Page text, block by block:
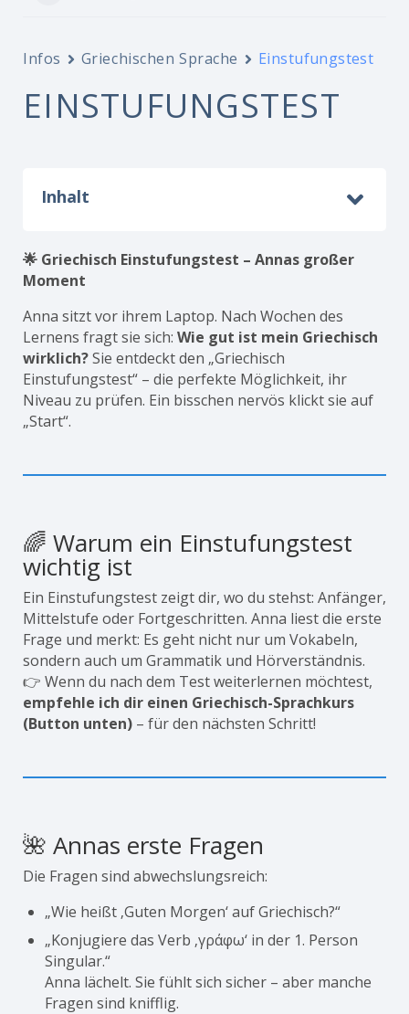
Infos Griechischen Sprache Einstufungstest
EINSTUFUNGSTEST
Inhalt
🌟 Griechisch Einstufungstest – Annas großer
Moment
Anna sitzt vor ihrem Laptop. Nach Wochen des
Lernens fragt sie sich: Wie gut ist mein Griechisch
wirklich?Sie entdeckt den „Griechisch
Einstufungstest“ – die perfekte Möglichkeit, ihr
Niveau zu prüfen. Ein bisschen nervös klickt sie auf
„Start“.
🌈 Warum ein Einstufungstest
wichtig ist
Ein Einstufungstest zeigt dir, wo du stehst: Anfänger,
Mittelstufe oder Fortgeschritten. Anna liest die erste
Frage und merkt: Es geht nicht nur um Vokabeln,
sondern auch um Grammatik und Hörverständnis.
👉 Wenn du nach dem Test weiterlernen möchtest,
empfehle ich dir einen Griechisch-Sprachkurs
(Button unten) – für den nächsten Schritt!
🌺 Annas erste Fragen
Die Fragen sind abwechslungsreich:
„Wie heißt ‚Guten Morgen‘ auf Griechisch?“
„Konjugiere das Verb ‚γράφω‘ in der 1. Person
Singular.“
Anna lächelt. Sie fühlt sich sicher – aber manche
Fragen sind knifflig.